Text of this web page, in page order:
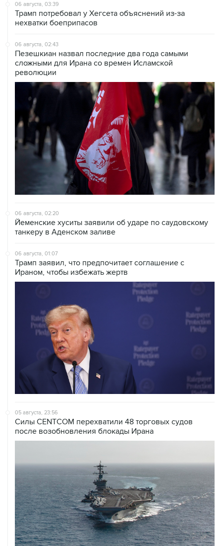
06 августа, 03:39
Трамп потребовал у Хегсета объяснений из-за
нехватки боеприпасов
06 августа, 02:43
Пезешкиан назвал последние два года самыми
сложными для Ирана со времен Исламской
революции
06 августа, 02:20
Йеменские хуситы заявили об ударе по саудовскому
танкеру в Аденском заливе
06 августа, 01:07
Трамп заявил, что предпочитает соглашение с
Ираном, чтобы избежать жертв
05 августа, 23:56
Силы CENTCOM перехватили 48 торговых судов
после возобновления блокады Ирана